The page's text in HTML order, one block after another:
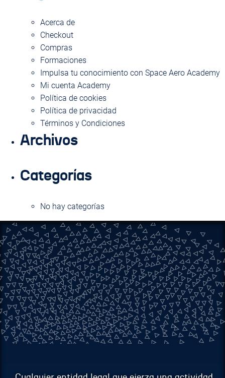
Acerca de
Checkout
Compras
Formaciones
Impulsa tu conocimiento con Space Aero Academy
Mi cuenta Academy
Política de cookies
Política de privacidad
Términos y Condiciones
Archivos
Categorías
No hay categorías
EMAIL
ASUNTO